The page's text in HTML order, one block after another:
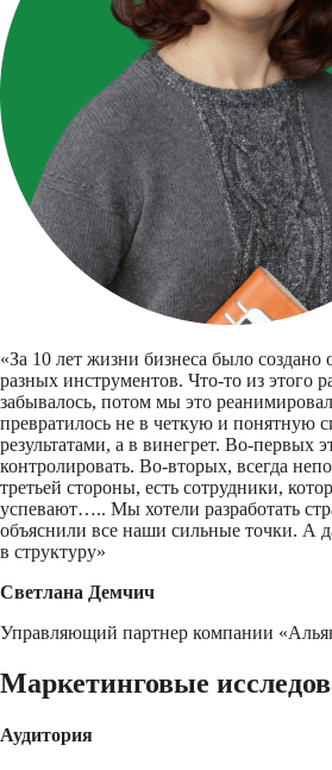
«За 10 лет жизни бизнеса было создано
разных инструментов. Что-то из этого
забывалось, потом мы это
превратилось не в четкую и понятную
результатами, а в винегрет. Во-первых
контролировать. Во-вторых, всегда
третьей стороны, есть сотрудники,
успевают….. Мы хотели разработать
объяснили все наши сильные точки. А
в структуру»
Светлана Демчич
Управляющий партнер компании
Маркетинговые
Аудитория